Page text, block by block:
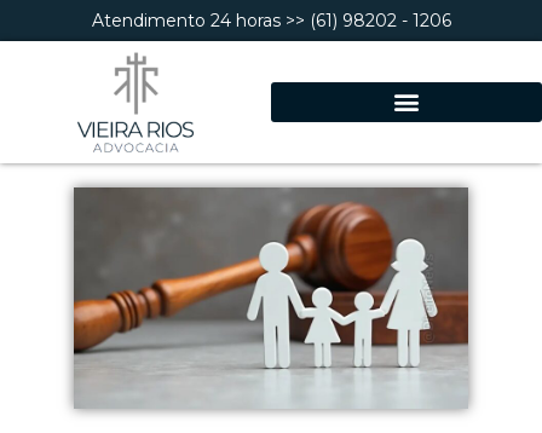
Atendimento 24 horas >> (61) 98202 - 1206